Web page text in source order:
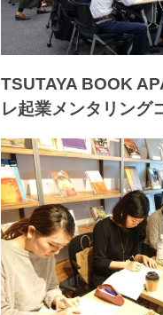
TSUTAYA BOOK
レ起業メンタリング